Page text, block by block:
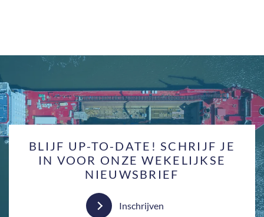
BLIJF UP-TO-DATE! SCHRIJF JE
IN VOOR ONZE WEKELIJKSE
NIEUWSBRIEF
Inschrijven